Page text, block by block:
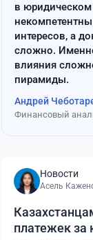
в
интересов, а
сложно.
влияния
пирамиды.
Андрей
Финансовый
Новости
Асель
платежек за